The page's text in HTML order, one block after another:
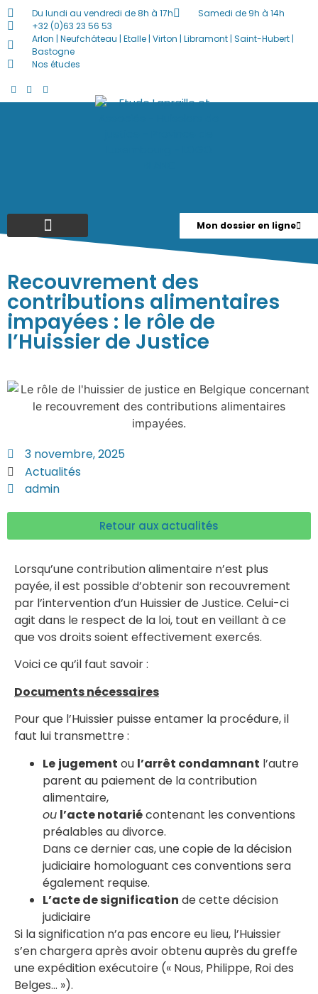
Du lundi au vendredi de 8h à 17h
Samedi de 9h à 14h
+32 (0)63 23 56 53
Arlon | Neufchâteau | Etalle | Virton | Libramont | Saint-Hubert |
Bastogne
Nos études
Mon dossier en ligne
Recouvrement des
contributions alimentaires
impayées : le rôle de
l’Huissier de Justice
3 novembre, 2025
Actualités
admin
Retour aux actualités
Lorsqu’une contribution alimentaire n’est plus
payée, il est possible d’obtenir son recouvrement
par l’intervention d’un Huissier de Justice. Celui-ci
agit dans le respect de la loi, tout en veillant à ce
que vos droits soient effectivement exercés.
Voici ce qu’il faut savoir :
Documents nécessaires
Pour que l’Huissier puisse entamer la procédure, il
faut lui transmettre :
Le jugement ou l’arrêt condamnant l’autre
parent au paiement de la contribution
alimentaire,
ou l’acte notariécontenant les conventions
préalables au divorce.
Dans ce dernier cas, une copie de la décision
judiciaire homologuant ces conventions sera
également requise.
L’acte de signification de cette décision
judiciaire
Si la signification n’a pas encore eu lieu, l’Huissier
s’en chargera après avoir obtenu auprès du greffe
une expédition exécutoire (« Nous, Philippe, Roi des
Belges… »).